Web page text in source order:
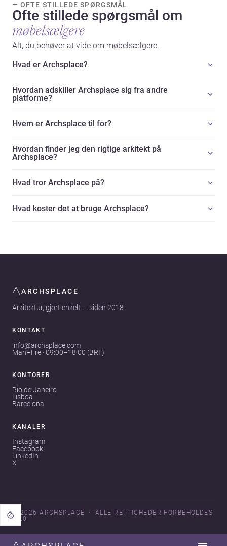
— OFTE STILLEDE SPØRGSMÅL
Ofte stillede spørgsmål om
møbelsælgere
Alt, du behøver at vide om møbelsælgere.
Hvad er Archsplace?
Hvordan adskiller Archsplace sig fra andre
platforme?
Hvem er Archsplace til for?
Hvordan finder jeg den rigtige arkitekt på
Archsplace?
Hvad tror Archsplace på?
Hvad koster det at bruge Archsplace?
ARCHSPLACE
Arkitektur, gjort enkelt — siden 2018
KONTAKT
info@archsplace.com
Man–Fre · 09:00–18:00 (BRT)
KONTORER
Rio de Janeiro
Lisboa
Barcelona
KANALER
Instagram
Facebook
LinkedIn
X
© 2026 ARCHSPLACE
ALLE RETTIGHEDER FORBEHOLDES
V3.0